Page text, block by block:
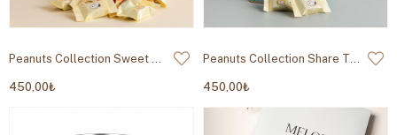
Peanuts Collection Sweet Dreams Metal Kutu 200g
450,00₺
Peanuts Collection Share The Sweetness Metal Kutu 200g
450,00₺